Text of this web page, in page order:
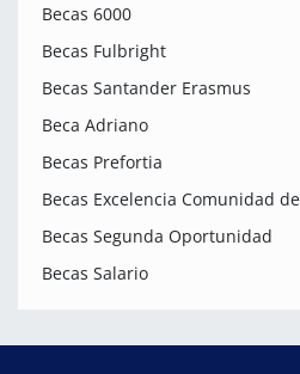
Becas 6000
Becas Fulbright
Becas Santander Erasmus
Beca Adriano
Becas Prefortia
Becas Excelencia Comunidad
Becas Segunda Oportunidad
Becas Salario